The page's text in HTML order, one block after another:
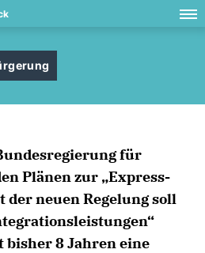
für
Plänen zur „Express-
der neuen Regelung soll
bisher 8 Jahren eine